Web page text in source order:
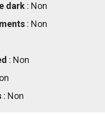
dark : Non
: Non
: Non
: Non